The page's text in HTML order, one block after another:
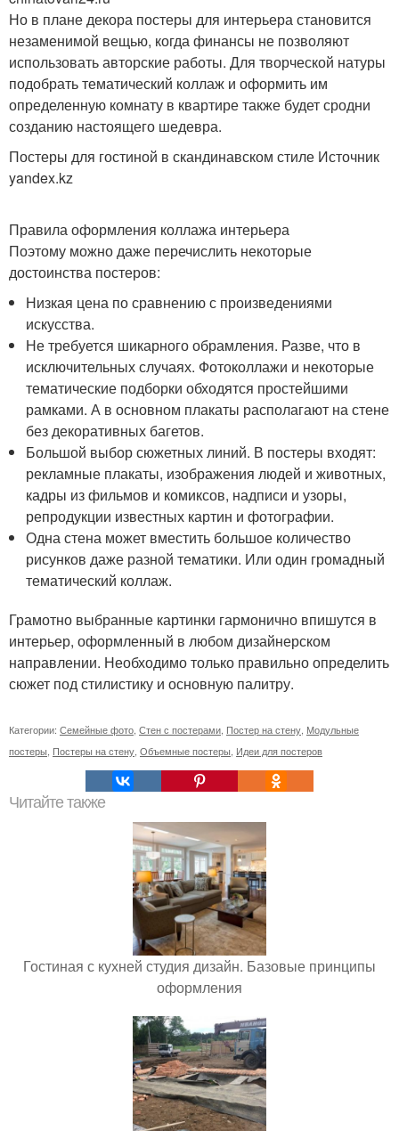
Но в плане декора постеры для интерьера становится
незаменимой вещью, когда финансы не позволяют
использовать авторские работы. Для творческой натуры
подобрать тематический коллаж и оформить им
определенную комнату в квартире также будет сродни
созданию настоящего шедевра.
Постеры для гостиной в скандинавском стиле Источник
yandex.kz
Правила оформления коллажа интерьера
Поэтому можно даже перечислить некоторые
достоинства постеров:
Низкая цена по сравнению с произведениями
искусства.
Не требуется шикарного обрамления. Разве, что в
исключительных случаях. Фотоколлажи и некоторые
тематические подборки обходятся простейшими
рамками. А в основном плакаты располагают на стене
без декоративных багетов.
Большой выбор сюжетных линий. В постеры входят:
рекламные плакаты, изображения людей и животных,
кадры из фильмов и комиксов, надписи и узоры,
репродукции известных картин и фотографии.
Одна стена может вместить большое количество
рисунков даже разной тематики. Или один громадный
тематический коллаж.
Грамотно выбранные картинки гармонично впишутся в
интерьер, оформленный в любом дизайнерском
направлении. Необходимо только правильно определить
сюжет под стилистику и основную палитру.
Категории: Семейные фото Стен с постерами Постер на стену Модульные
постеры Постеры на стену Объемные постеры Идеи для постеров
Читайте также
Гостиная с кухней студия дизайн. Базовые принципы
оформления